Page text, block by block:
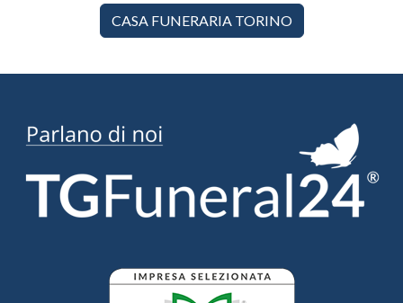
CASA FUNERARIA TORINO